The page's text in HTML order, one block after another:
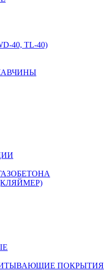
40, TL-40)
ПОКРЫТИЯ